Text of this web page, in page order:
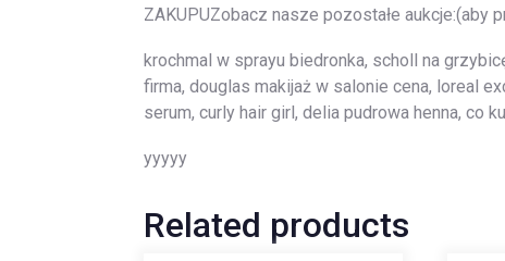
ZAKUPUZobacz nasze pozostałe aukcje:(aby
krochmal w sprayu biedronka, scholl na
firma, douglas makijaż w salonie cena, loreal
serum, curly hair girl, delia pudrowa henna, co
yyyyy
Related products